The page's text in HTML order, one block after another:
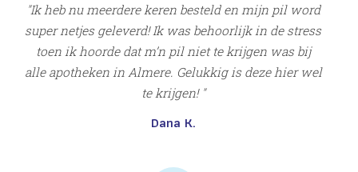
Ik heb nu meerdere keren besteld en mijn pil word
super netjes geleverd! Ik was behoorlijk in de stress
toen ik hoorde dat m’n pil niet te krijgen was bij
alle apotheken in Almere. Gelukkig is deze hier wel
te krijgen!
Dana K.